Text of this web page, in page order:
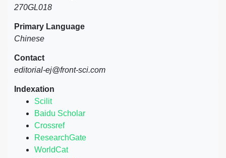
270GL018
Primary Language
Chinese
Contact
editorial-ej@front-sci.com
Indexation
Scilit
Baidu Scholar
Crossref
ResearchGate
WorldCat